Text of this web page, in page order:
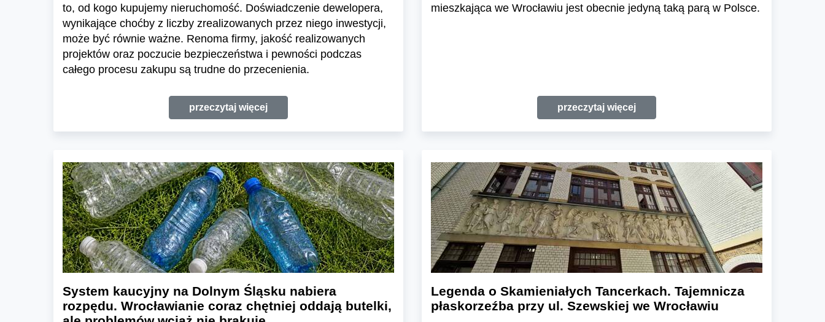
to, od kogo kupujemy nieruchomość. Doświadczenie dewelopera,
wynikające choćby z liczby zrealizowanych przez niego inwestycji,
może być równie ważne. Renoma firmy, jakość realizowanych
projektów oraz poczucie bezpieczeństwa i pewności podczas
całego procesu zakupu są trudne do przecenienia.
przeczytaj więcej
mieszkająca we Wrocławiu jest obecnie jedyną taką parą w Polsce.
przeczytaj więcej
System kaucyjny na Dolnym Śląsku nabiera
rozpędu. Wrocławianie coraz chętniej oddają butelki,
Legenda o Skamieniałych Tancerkach. Tajemnicza
płaskorzeźba przy ul. Szewskiej we Wrocławiu